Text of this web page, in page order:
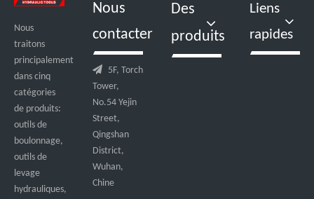
Nous
traitons
principalement
dans cinq
catégories
de produits:
outils de
boulonnage,
outils de
levage
hydrauliques,
Nous
contacter
 5F, Torch
Tower,
No.54 Yejin
Street,
Qingshan
District,
Wuhan,
Chine
Des
produits
Liens
rapides